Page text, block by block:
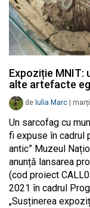
Expoziție MNIT:
alte artefacte
de Iulia Marc
Un sarcofag cu
fi expuse în cadrul
antic” Muzeul
anunță lansarea
(cod proiect
2021 în cadrul
„Susținerea